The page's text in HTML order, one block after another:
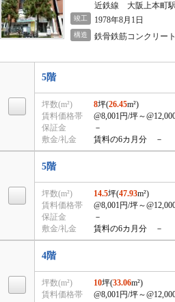
近鉄線 大阪上本町
竣工 1978年8月1日
構造 鉄骨鉄筋コンクリー
5階
坪数(m²) 8坪(26.45m²)
賃料価格帯
@8,001円/坪～
保証金
－
敷金/礼金
賃料の6カ月分 －
5階
坪数(m²) 14.5坪(47.93m²)
賃料価格帯
@8,001円/坪～
保証金
－
敷金/礼金
賃料の6カ月分 －
4階
坪数(m²) 10坪(33.06m²)
賃料価格帯
@8,001円/坪～